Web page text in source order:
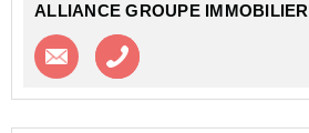
ALLIANCE GROUPE IMMOBILIER
Contacter l'agence